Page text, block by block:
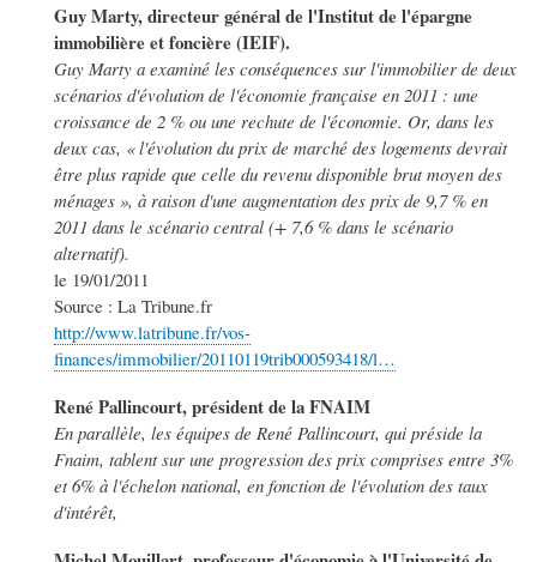
Guy Marty, directeur général de l'Institut de l'épargne
immobilière et foncière (IEIF).
Guy Marty a examiné les conséquences sur l'immobilier de deux
scénarios d'évolution de l'économie française en 2011 : une
croissance de 2 % ou une rechute de l'économie. Or, dans les
deux cas, « l'évolution du prix de marché des logements devrait
être plus rapide que celle du revenu disponible brut moyen des
ménages », à raison d'une augmentation des prix de 9,7 % en
2011 dans le scénario central (+ 7,6 % dans le scénario
alternatif).
le 19/01/2011
Source : La Tribune.fr
http://www.latribune.fr/vos-
finances/immobilier/20110119trib000593418/l…
René Pallincourt, président de la FNAIM
En parallèle, les équipes de René Pallincourt, qui préside la
Fnaim, tablent sur une progression des prix comprises entre 3%
et 6% à l'échelon national, en fonction de l'évolution des taux
d'intérêt,